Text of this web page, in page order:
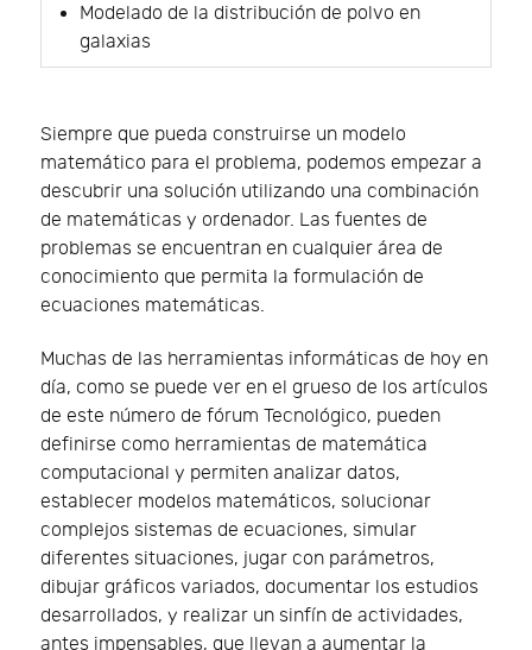
Modelado de la distribución de polvo en
galaxias
Siempre que pueda construirse un modelo
matemático para el problema, podemos empezar a
descubrir una solución utilizando una combinación
de matemáticas y ordenador. Las fuentes de
problemas se encuentran en cualquier área de
conocimiento que permita la formulación de
ecuaciones matemáticas.
Muchas de las herramientas informáticas de hoy en
día, como se puede ver en el grueso de los artículos
de este número de fórum Tecnológico, pueden
definirse como herramientas de matemática
computacional y permiten analizar datos,
establecer modelos matemáticos, solucionar
complejos sistemas de ecuaciones, simular
diferentes situaciones, jugar con parámetros,
dibujar gráficos variados, documentar los estudios
desarrollados, y realizar un sinfín de actividades,
antes impensables, que llevan a aumentar la